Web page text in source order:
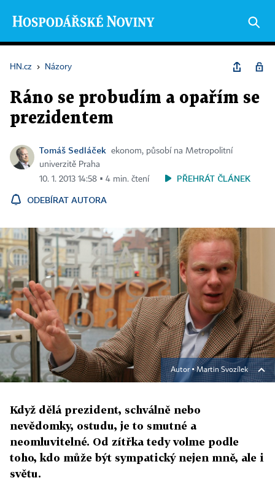
HN.cz › Názory
Ráno se probudím a opařím se
prezidentem
Tomáš Sedláček
ekonom, působí na Metropolitní
univerzitě Praha
10. 1. 2013 14:58 ▪ 4 min. čtení
PŘEHRÁT ČLÁNEK
ODEBÍRAT AUTORA
Autor ▪Martin Svozílek
Když dělá prezident, schválně nebo
nevědomky, ostudu, je to smutné a
neomluvitelné. Od zítřka tedy volme podle
toho, kdo může být sympatický nejen mně, ale i
světu.